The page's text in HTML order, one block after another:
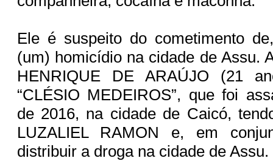
Ele é suspeito do cometimento
(um) homicídio na cidade de Assu.
HENRIQUE DE ARAÚJO (21
“CLÉSIO MEDEIROS”, que foi
de 2016, na cidade de Caicó,
LUZALIEL RAMON e, em
distribuir a droga na cidade de Assu.